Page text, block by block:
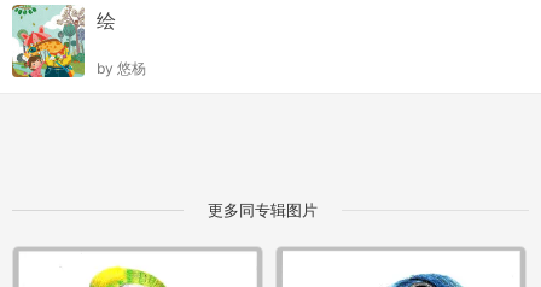
绘
by 悠杨
更多同专辑图片